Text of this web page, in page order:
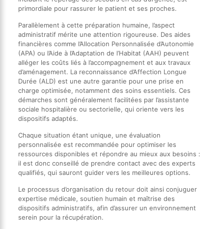
primordiale pour rassurer le patient et ses proches.
Parallèlement à cette préparation humaine, l’aspect
administratif mérite une attention rigoureuse. Des aides
financières comme l’Allocation Personnalisée d’Autonomie
(APA) ou l’Aide à l’Adaptation de l’Habitat (AAH) peuvent
alléger les coûts liés à l’accompagnement et aux travaux
d’aménagement. La reconnaissance d’Affection Longue
Durée (ALD) est une autre garantie pour une prise en
charge optimisée, notamment des soins essentiels. Ces
démarches sont généralement facilitées par l’assistante
sociale hospitalière ou sectorielle, qui oriente vers les
dispositifs adaptés.
Chaque situation étant unique, une évaluation
personnalisée est recommandée pour optimiser les
ressources disponibles et répondre au mieux aux besoins :
il est donc conseillé de prendre contact avec des experts
qualifiés, qui sauront guider vers les meilleures options.
Le processus d’organisation du retour doit ainsi conjuguer
expertise médicale, soutien humain et maîtrise des
dispositifs administratifs, afin d’assurer un environnement
serein pour la récupération.